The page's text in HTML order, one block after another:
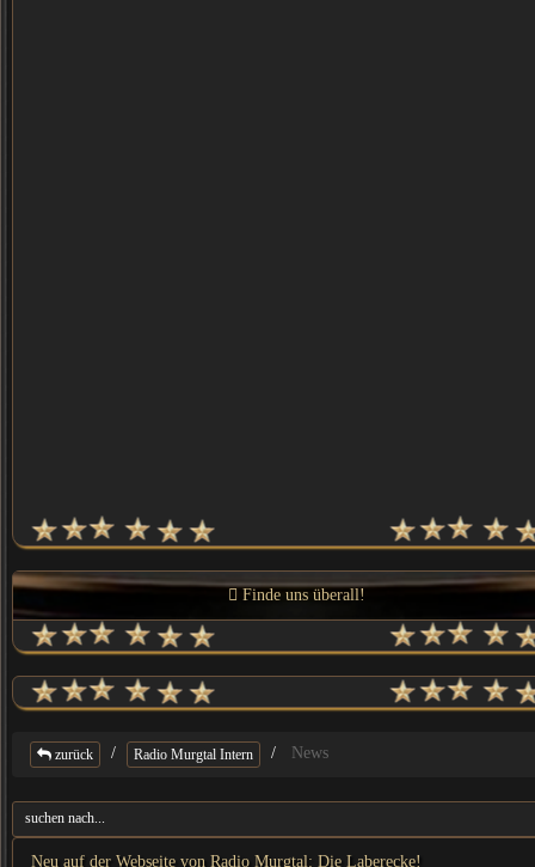
Finde uns überall!
zurück Radio Murgtal Intern News
Neu auf der Webseite von Radio Murgtal: Die Laberecke!